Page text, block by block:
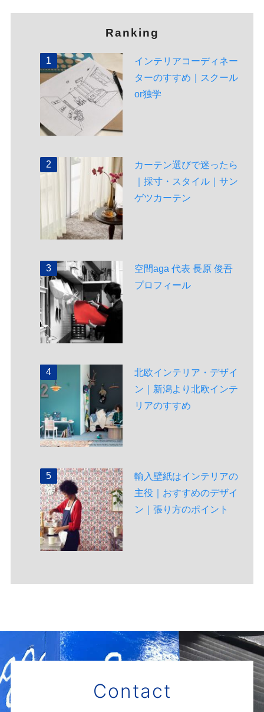
Ranking
インテリアコーディネー
ターのすすめ｜スクール
or独学
カーテン選びで迷ったら
｜採寸・スタイル｜サン
ゲツカーテン
空間aga 代表 長原 俊吾
プロフィール
北欧インテリア・デザイ
ン｜新潟より北欧インテ
リアのすすめ
輸入壁紙はインテリアの
主役｜おすすめのデザイ
ン｜張り方のポイント
Contact